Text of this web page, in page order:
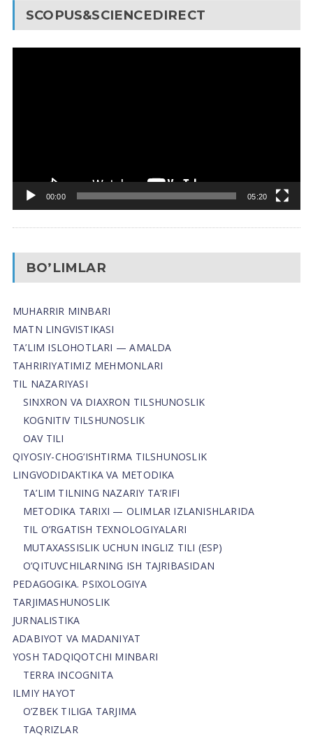
SCOPUS&SCIENCEDIRECT
00:00 05:20
BO’LIMLAR
MUHARRIR MINBARI
MATN LINGVISTIKASI
TA’LIM ISLOHOTLARI — AMALDA
TAHRIRIYATIMIZ MEHMONLARI
TIL NAZARIYASI
SINXRON VA DIAXRON TILSHUNOSLIK
KOGNITIV TILSHUNOSLIK
OAV TILI
QIYOSIY-CHOG‘ISHTIRMA TILSHUNOSLIK
LINGVODIDAKTIKA VA METODIKA
TA’LIM TILNING NAZARIY TA’RIFI
METODIKA TARIXI — OLIMLAR IZLANISHLARIDA
TIL O’RGATISH TEXNOLOGIYALARI
MUTAXASSISLIK UCHUN INGLIZ TILI (ESP)
O’QITUVCHILARNING ISH TAJRIBASIDAN
PEDAGOGIKA. PSIXOLOGIYA
TARJIMASHUNOSLIK
JURNALISTIKA
ADABIYOT VA MADANIYAT
YOSH TADQIQOTCHI MINBARI
TERRA INCOGNITA
ILMIY HAYOT
O’ZBEK TILIGA TARJIMA
TAQRIZLAR